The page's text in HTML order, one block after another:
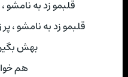
قلبمو زد به نامشو
قلبمو زد به نامشو ،
بهش
هم